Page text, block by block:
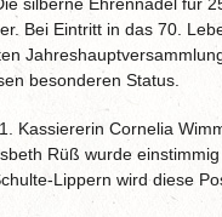
Bei Eintritt in das 70.
besonderen Status.
Kassiererin Cornelia
Rüß wurde einstimmig
Lippern wird diese